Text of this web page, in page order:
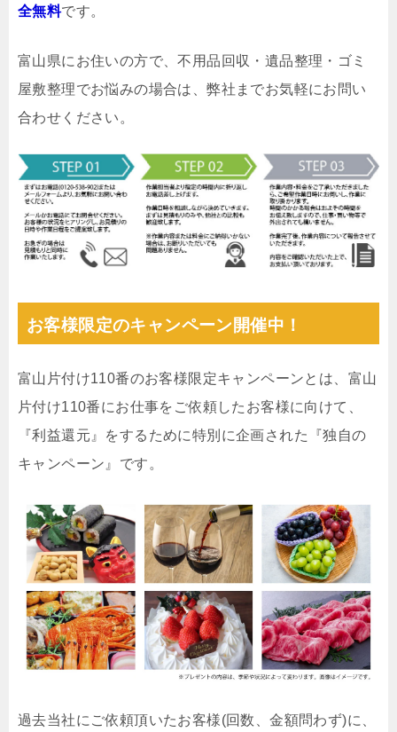
全無料です。
富山県にお住いの方で、不用品回収・遺品整理・ゴミ
屋敷整理でお悩みの場合は、弊社までお気軽にお問い
合わせください。
お客様限定のキャンペーン開催中！
富山片付け110番のお客様限定キャンペーンとは、富山
片付け110番にお仕事をご依頼したお客様に向けて、
『利益還元』をするために特別に企画された『独自の
キャンペーン』です。
過去当社にご依頼頂いたお客様(回数、金額問わず)に、